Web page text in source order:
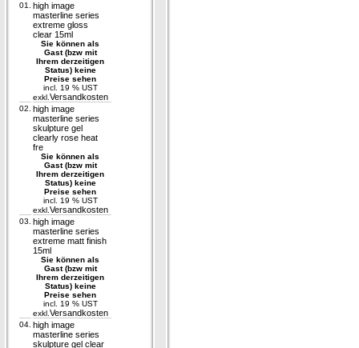
01.
high image
masterline series
extreme gloss
clear 15ml
Sie können als
Gast (bzw mit
Ihrem derzeitigen
Status) keine
Preise sehen
incl. 19 % UST
exkl. Versandkosten
02. high image
masterline series
skulpture gel
clearly rose heat
fre
Sie können als
Gast (bzw mit
Ihrem derzeitigen
Status) keine
Preise sehen
incl. 19 % UST
exkl. Versandkosten
03. high image
masterline series
extreme matt finish
15ml
Sie können als
Gast (bzw mit
Ihrem derzeitigen
Status) keine
Preise sehen
incl. 19 % UST
exkl. Versandkosten
04. high image
masterline series
skulpture gel clear